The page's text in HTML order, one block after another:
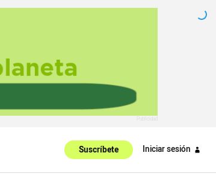
Suscríbete Iniciar sesión